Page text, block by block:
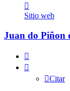
lamigueiro
Sitio web
Juan do Piñon
Citar